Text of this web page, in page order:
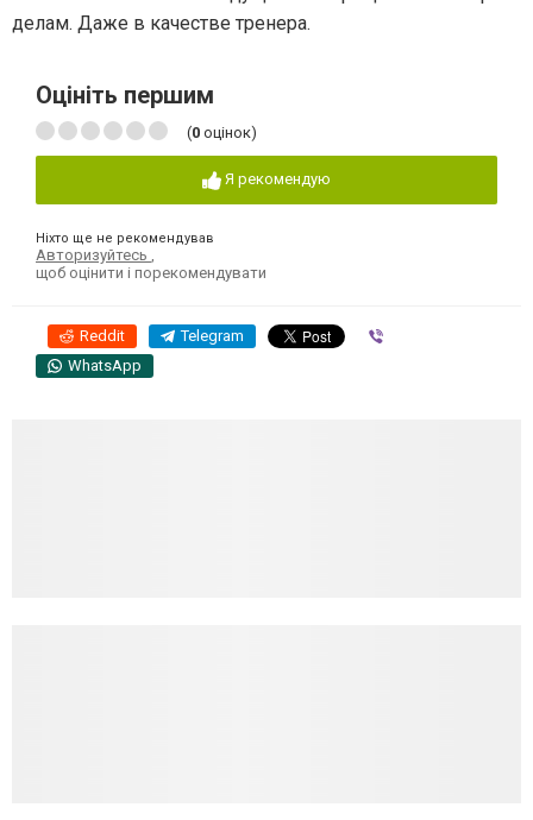
делам. Даже в качестве тренера.
Оцініть першим
(0 оцінок)
Я рекомендую
Ніхто ще не рекомендував
Авторизуйтесь
щоб оцінити і порекомендувати
Reddit Telegram
WhatsApp